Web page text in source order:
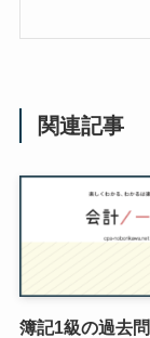
関連記事
簿記1級の過去